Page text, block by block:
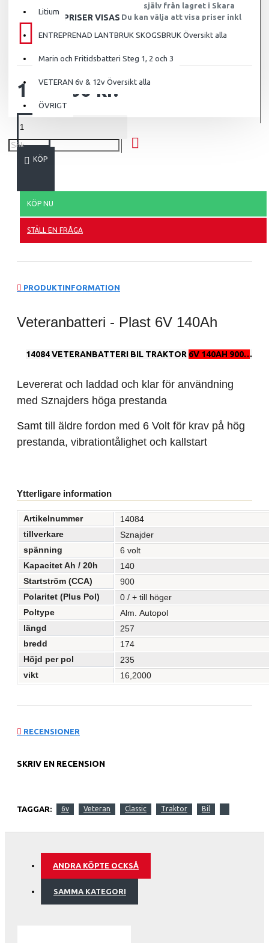
Litium
ENTREPRENAD LANTBRUK SKOGSBRUK Översikt alla
Marin och Fritidsbatteri Steg 1, 2 och 3
VETERAN 6v & 12v Översikt alla
ÖVRIGT
själv från lagret i Skara
OBS! PRISER VISAS Du kan välja att visa priser inkl
1 796.00 kr.
KÖP
KÖP NU
STÄLL EN FRÅGA
PRODUKTINFORMATION
Veteranbatteri - Plast 6V 140Ah
14084 VETERANBATTERI BIL TRAKTOR 6V 140AH 900A / EN
Levererat och laddad och klar för användning
med Sznajders höga prestanda
Samt till äldre fordon med 6 Volt för krav på hög
prestanda, vibrationtålighet och kallstart
Ytterligare information
Artikelnummer
14084
tillverkare
Sznajder
spänning
6 volt
Kapacitet Ah / 20h
140
Startström (CCA)
900
Polaritet (Plus Pol)
0 / + till höger
Poltype
Alm. Autopol
längd
257
bredd
174
Höjd per pol
235
vikt
16,2000
RECENSIONER
SKRIV EN RECENSION
TAGGAR: 6v Veteran Classic Traktor Bil
ANDRA KÖPTE OCKSÅ
SAMMA KATEGORI